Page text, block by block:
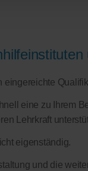
eine zu Ihrem
Lehrkraft
eigenständig.
und die